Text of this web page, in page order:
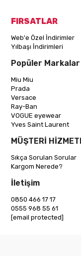
FIRSATLAR
Web'e Özel İndirimler
Yılbaşı İndirimleri
Popüler Markalar
Miu Miu
Prada
Versace
Ray-Ban
VOGUE eyewear
Yves Saint Laurent
MÜŞTERİ
Sıkça Sorulan Sorular
Kargom Nerede?
İletişim
0850 466 17 17
0555 968 55 61
[email protected]